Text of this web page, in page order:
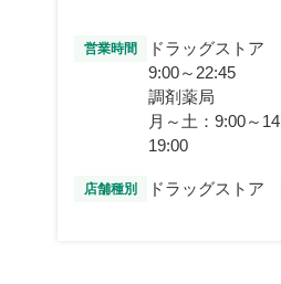
営業時間
ドラッグストア
9:00～22:45
調剤薬局
月～土：9:00～
19:00
店舗種別 ドラッグストア